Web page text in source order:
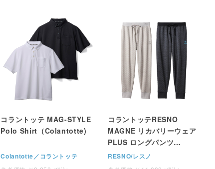
コラントッテ MAG-STYLE
Polo Shirt（Colantotte)
Colantotte／コラントッテ
コラントッテRESNO
MAGNE リカバリーウェア
PLUS ロングパンツ
（Colantotte)
RESNO/レスノ